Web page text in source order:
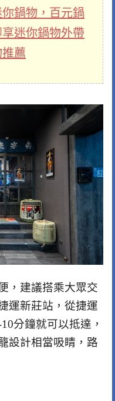
鍋物，百元鍋
迷你鍋物外帶
薦
，建議搭乘大眾交
運新莊站，從捷運
分鐘就可以抵達，
設計相當吸睛，路